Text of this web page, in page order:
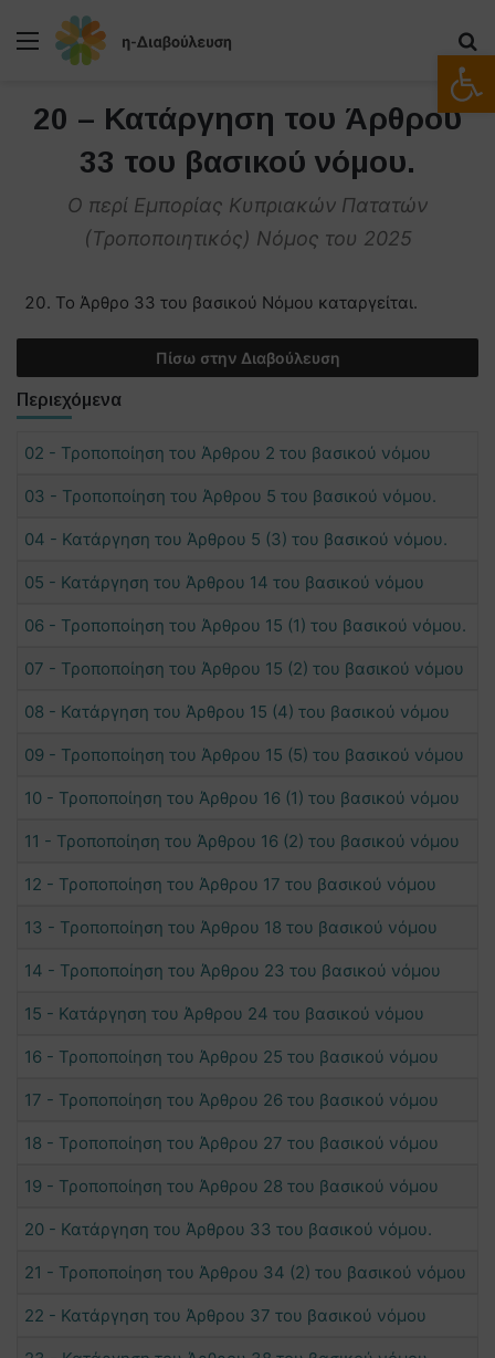
Μενού
20 – Κατάργηση του Άρθρου
33 του βασικού νόμου.
O περί Εμπορίας Κυπριακών Πατατών
(Τροποποιητικός) Νόμος του 2025
Το Άρθρο 33 του βασικού Νόμου καταργείται.
Πίσω στην Διαβούλευση
Περιεχόμενα
02 - Τροποποίηση του Άρθρου 2 του βασικού νόμου
03 - Τροποποίηση του Άρθρου 5 του βασικού νόμου.
04 - Κατάργηση του Άρθρου 5 (3) του βασικού νόμου.
05 - Κατάργηση του Άρθρου 14 του βασικού νόμου
06 - Τροποποίηση του Άρθρου 15 (1) του βασικού νόμου.
07 - Τροποποίηση του Άρθρου 15 (2) του βασικού νόμου
08 - Κατάργηση του Άρθρου 15 (4) του βασικού νόμου
09 - Τροποποίηση του Άρθρου 15 (5) του βασικού νόμου
10 - Τροποποίηση του Άρθρου 16 (1) του βασικού νόμου
11 - Τροποποίηση του Άρθρου 16 (2) του βασικού νόμου
12 - Τροποποίηση του Άρθρου 17 του βασικού νόμου
13 - Τροποποίηση του Άρθρου 18 του βασικού νόμου
14 - Τροποποίηση του Άρθρου 23 του βασικού νόμου
15 - Κατάργηση του Άρθρου 24 του βασικού νόμου
16 - Τροποποίηση του Άρθρου 25 του βασικού νόμου
17 - Τροποποίηση του Άρθρου 26 του βασικού νόμου
18 - Τροποποίηση του Άρθρου 27 του βασικού νόμου
19 - Τροποποίηση του Άρθρου 28 του βασικού νόμου
20 - Κατάργηση του Άρθρου 33 του βασικού νόμου.
21 - Τροποποίηση του Άρθρου 34 (2) του βασικού νόμου
22 - Κατάργηση του Άρθρου 37 του βασικού νόμου